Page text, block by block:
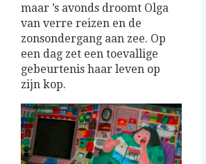
maar ’s avonds droomt Olga
van verre reizen en de
zonsondergang aan zee. Op
een dag zet een toevallige
gebeurtenis haar leven op
zijn kop.